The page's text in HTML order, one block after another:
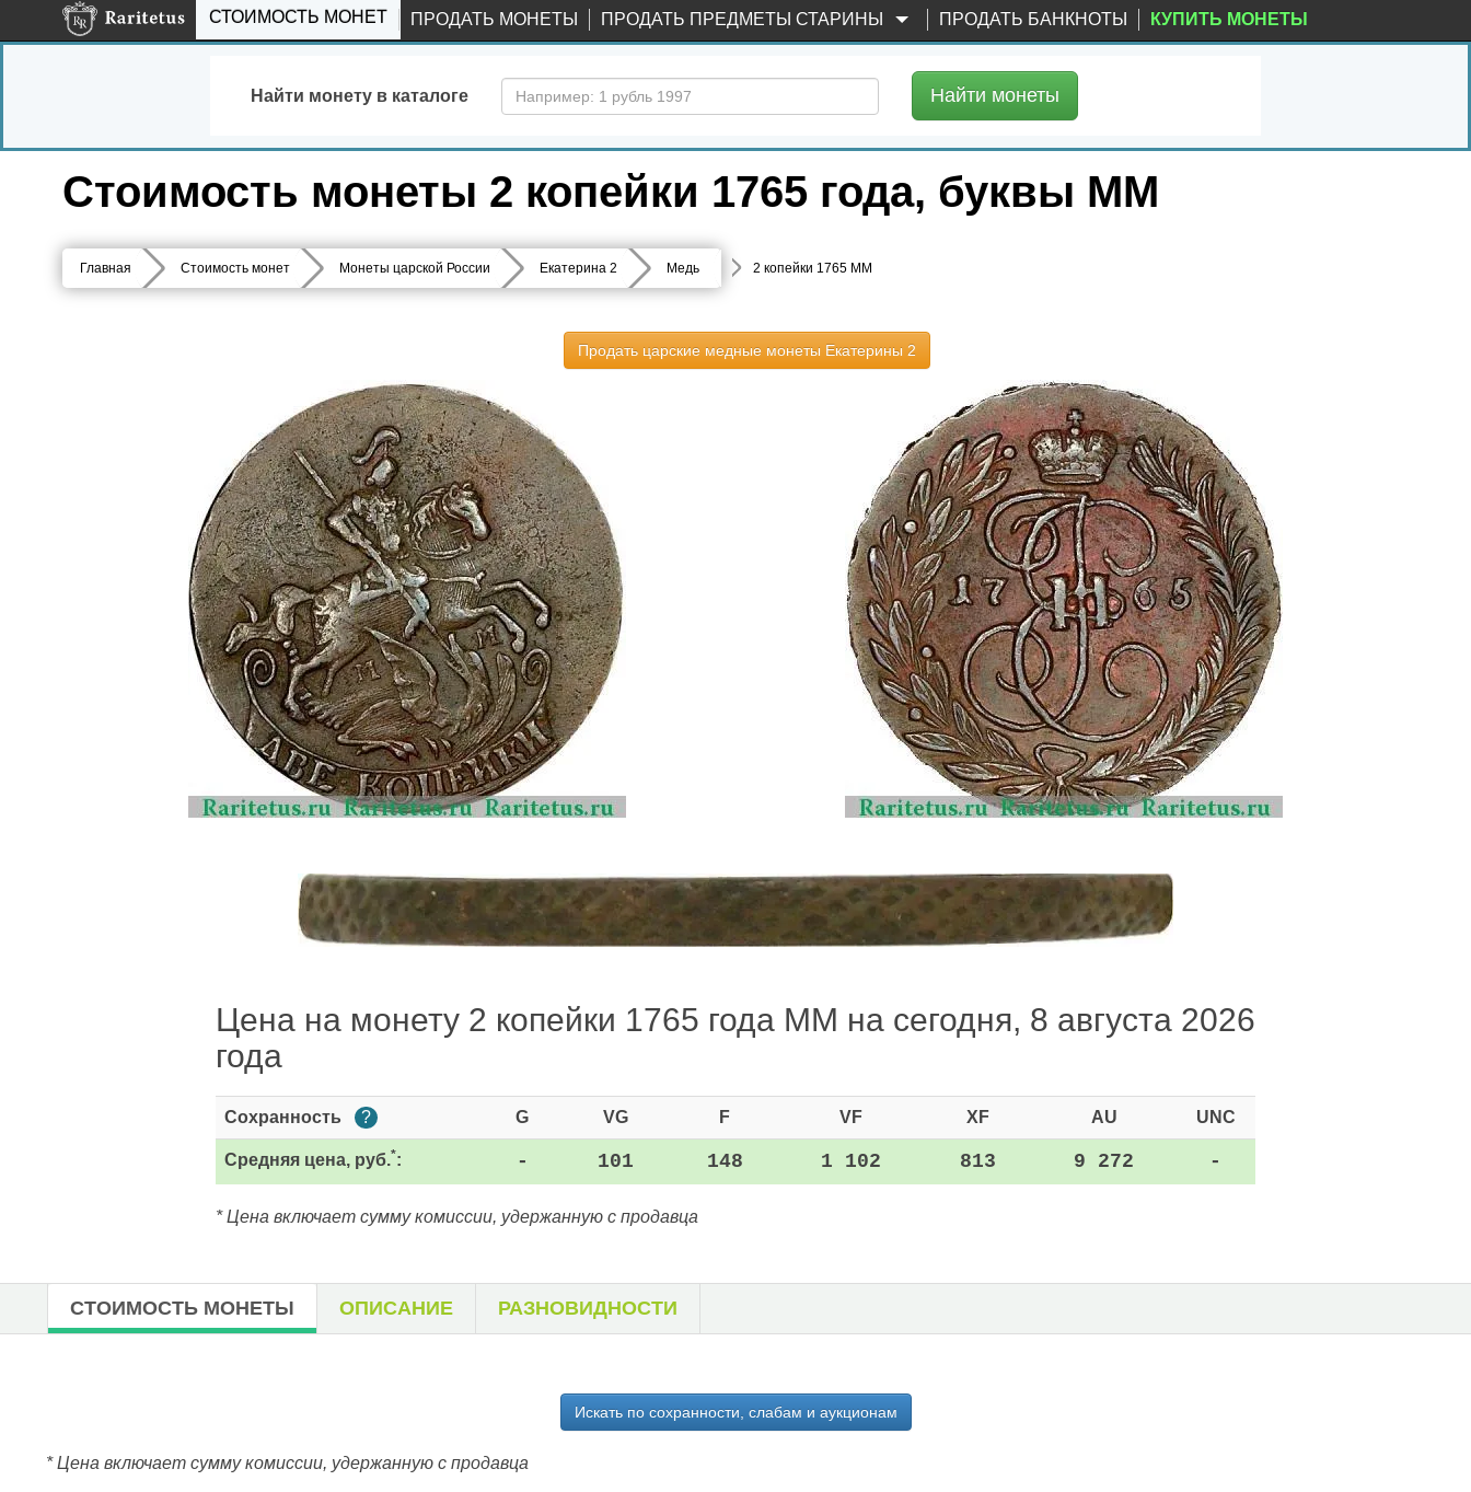
СТОИМОСТЬ МОНЕТ ПРОДАТЬ МОНЕТЫ ПРОДАТЬ ПРЕДМЕТЫ СТАРИНЫ ПРОДАТЬ БАНКНОТЫ КУПИТЬ МОНЕТЫ
Найти монету в каталоге Найти монеты
Стоимость монеты 2 копейки 1765 года, буквы ММ
Главная Стоимость монет Монеты царской России Екатерина 2 Медь 2 копейки 1765 ММ
Продать царские медные монеты Екатерины 2
Цена на монету 2 копейки 1765 года ММ на сегодня, 8 августа 2026
года
Сохранность ? G VG F VF XF AU UNC
Средняя цена, руб.*: - 101 148 1 102 813 9 272 -
* Цена включает сумму комиссии, удержанную с продавца
СТОИМОСТЬ МОНЕТЫ ОПИСАНИЕ РАЗНОВИДНОСТИ
Искать по сохранности, слабам и аукционам
* Цена включает сумму комиссии, удержанную с продавца